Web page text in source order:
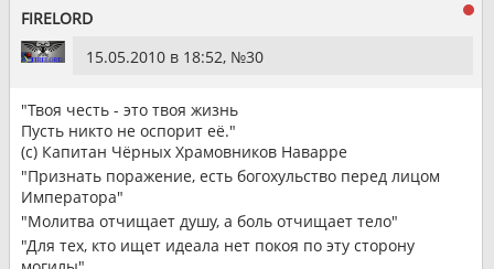
FIRELORD
15.05.2010 в 18:52, №30
"Твоя честь - это твоя жизнь
Пусть никто не оспорит её."
(с) Капитан Чёрных Храмовников Наварре
"Признать поражение, есть богохульство перед лицом
Императора"
"Молитва отчищает душу, а боль отчищает тело"
"Для тех, кто ищет идеала нет покоя по эту сторону